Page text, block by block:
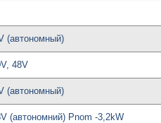
(автономный)
48V
(автономный)
(автономний) Pnom -3,2kW